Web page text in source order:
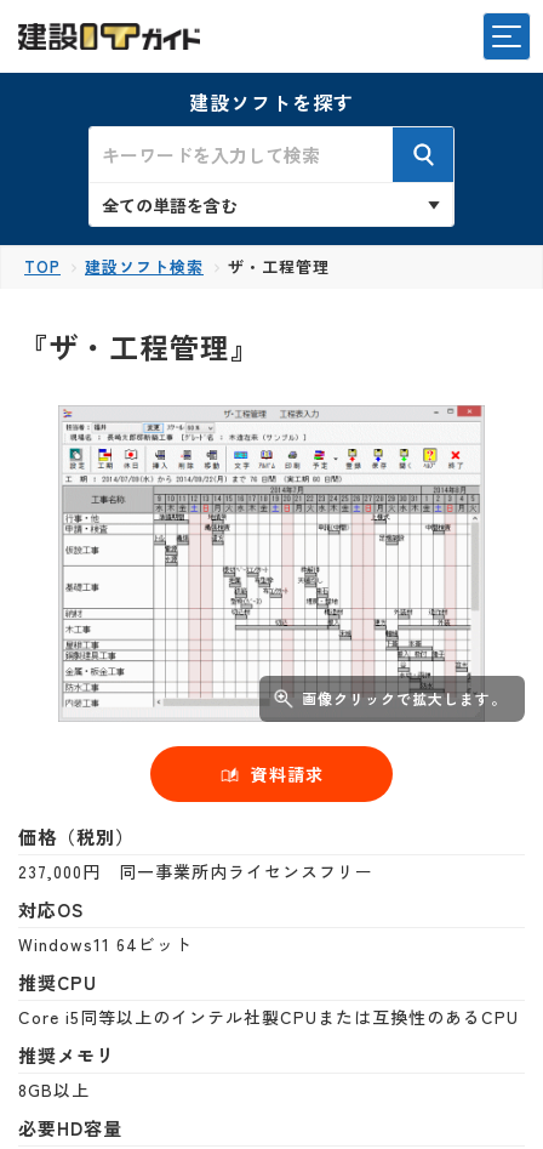
建設ソフトを探す
TOP 建設ソフト検索 ザ・工程管理
『ザ・工程管理』
画像クリックで拡大します。
資料請求
価格（税別）
237,000円 同一事業所内ライセンスフリー
対応OS
Windows11 64ビット
推奨CPU
Core i5同等以上のインテル社製CPUまたは互換性のあるCPU
推奨メモリ
8GB以上
必要HD容量